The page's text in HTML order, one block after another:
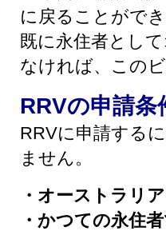
に戻ることがで
既に永住者とし
なければ、この
RRVの申請条
RRVに申請する
ません。
・オーストラリ
・かつての永住